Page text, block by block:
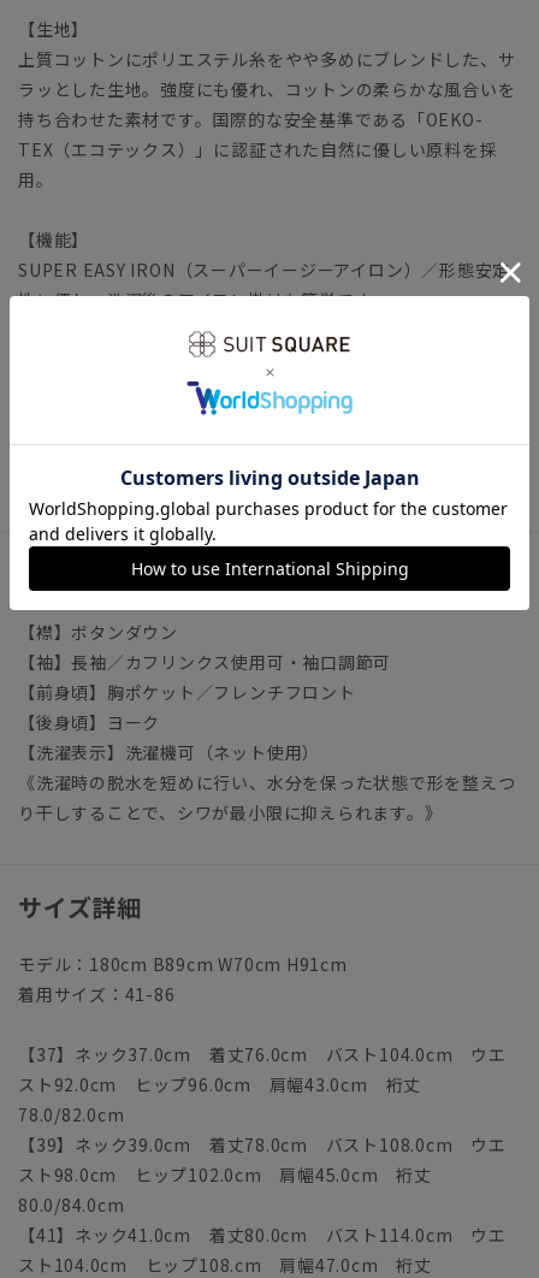
【生地】
上質コットンにポリエステル糸をやや多めにブレンドした、サ
ラッとした生地。強度にも優れ、コットンの柔らかな風合いを
持ち合わせた素材です。国際的な安全基準である「OEKO-
TEX（エコテックス）」に認証された自然に優しい原料を採
用。
【機能】
SUPER EASY IRON（スーパーイージーアイロン）／形態安定
性に優れ、洗濯後のアイロン掛けも簡単です。
【参考情報】The Style Dictionary
◆スーツに合うワイシャツおすすめ12選｜おしゃれ＆失敗しな
ビジネス ワイシャツ イージーケア 形態安定
アイテム詳細
【襟】ボタンダウン
【袖】長袖／カフリンクス使用可・袖口調節可
【前身頃】胸ポケット／フレンチフロント
【後身頃】ヨーク
【洗濯表示】洗濯機可（ネット使用）
《洗濯時の脱水を短めに行い、水分を保った状態で形を整えつ
り干しすることで、シワが最小限に抑えられます。》
サイズ詳細
モデル：180cm B89cm W70cm H91cm
着用サイズ：41-86
【37】ネック37.0cm 着丈76.0cm バスト104.0cm ウエ
スト92.0cm ヒップ96.0cm 肩幅43.0cm 裄丈
78.0/82.0cm
【39】ネック39.0cm 着丈78.0cm バスト108.0cm ウエ
スト98.0cm ヒップ102.0cm 肩幅45.0cm 裄丈
80.0/84.0cm
【41】ネック41.0cm 着丈80.0cm バスト114.0cm ウエ
スト104.0cm ヒップ108.cm 肩幅47.0cm 裄丈